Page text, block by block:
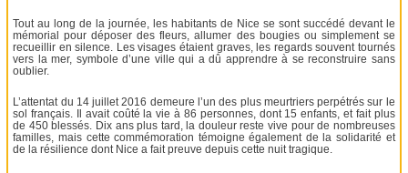
Tout au long de la journée, les habitants de Nice se sont succédé devant le
mémorial pour déposer des fleurs, allumer des bougies ou simplement se
recueillir en silence. Les visages étaient graves, les regards souvent tournés
vers la mer, symbole d’une ville qui a dû apprendre à se reconstruire sans
oublier.
L’attentat du 14 juillet 2016 demeure l’un des plus meurtriers perpétrés sur le
sol français. Il avait coûté la vie à 86 personnes, dont 15 enfants, et fait plus
de 450 blessés. Dix ans plus tard, la douleur reste vive pour de nombreuses
familles, mais cette commémoration témoigne également de la solidarité et
de la résilience dont Nice a fait preuve depuis cette nuit tragique.